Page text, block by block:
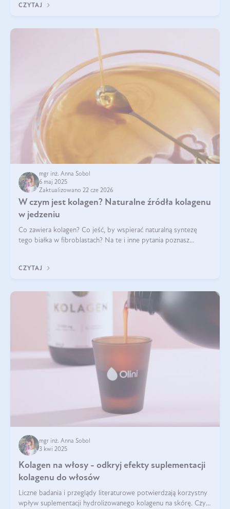
CZYTAJ
mgr inż. Anna Sobol
6 maj 2025
Zaktualizowano 22 cze 2026
W czym jest kolagen? Naturalne źródła kolagenu
w jedzeniu
Co zawiera kolagen? Co jeść, by wspierać naturalną syntezę
tego białka w fibroblastach? Na te i inne pytania poznasz
CZYTAJ
mgr inż. Anna Sobol
3 kwi 2025
Kolagen na włosy - odkryj efekty suplementacji
kolagenu do włosów
Liczne badania i przeglądy literaturowe potwierdzają korzystny
wpływ suplementacji hydrolizowanego kolagenu na skórę. Czy